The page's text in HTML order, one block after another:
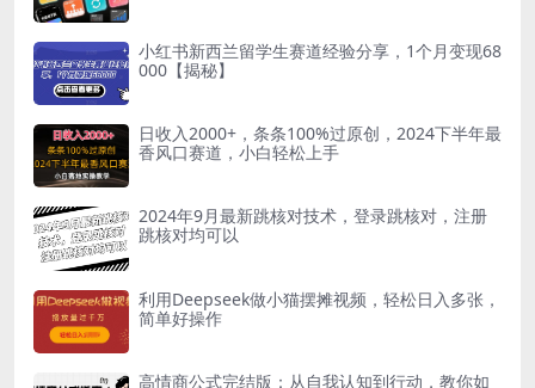
小红书新西兰留学生赛道经验分享，1个月变现68
000【揭秘】
日收入2000+，条条100%过原创，2024下半年最
香风口赛道，小白轻松上手
2024年9月最新跳核对技术，登录跳核对，注册
跳核对均可以
利用Deepseek做小猫摆摊视频，轻松日入多张，
简单好操作
高情商公式完结版：从自我认知到行动，教你如